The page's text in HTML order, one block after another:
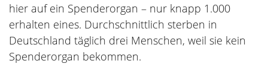
hier auf ein Spenderorgan – nur knapp 1.000
erhalten eines. Durchschnittlich sterben in
Deutschland täglich drei Menschen, weil sie kein
Spenderorgan bekommen.